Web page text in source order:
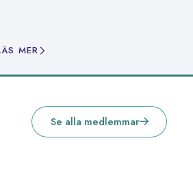
MER
Se alla medlemmar